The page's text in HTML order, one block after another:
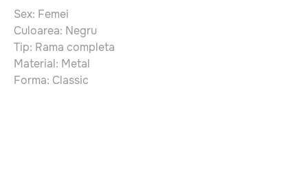
Sex: Femei
Culoarea: Negru
Tip: Rama completa
Material: Metal
Forma: Classic